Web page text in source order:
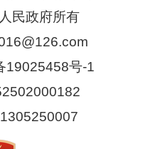
民政府所有
19025458号-1